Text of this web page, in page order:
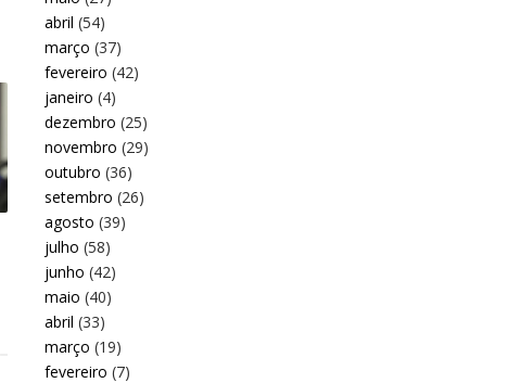
abril (54)
março (37)
fevereiro (42)
janeiro (4)
dezembro (25)
novembro (29)
outubro (36)
setembro (26)
agosto (39)
julho (58)
junho (42)
maio (40)
abril (33)
março (19)
fevereiro (7)